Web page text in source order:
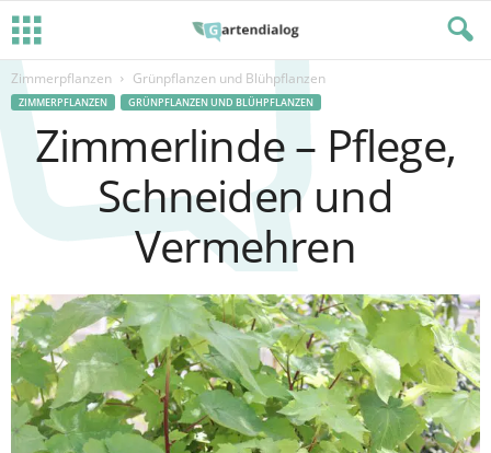
Zimmerpflanzen Grünpflanzen und Blühpflanzen
ZIMMERPFLANZEN GRÜNPFLANZEN UND BLÜHPFLANZEN
Zimmerlinde – Pflege,
Schneiden und
Vermehren